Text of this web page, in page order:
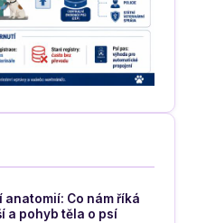
anatomií: Co nám říká
a pohyb těla o psí